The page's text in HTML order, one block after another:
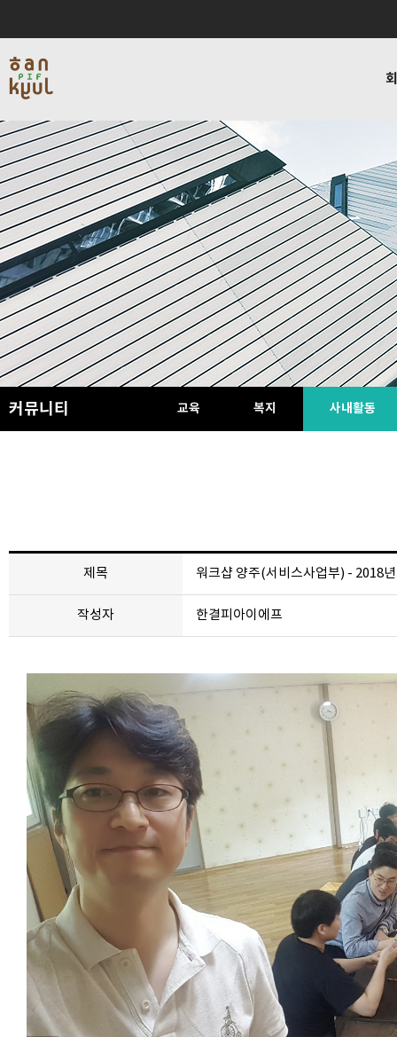
회사소개
인사말
사업소개
서비스
커뮤니티
블로그
채용
채용
회사소개
인사말
연혁
비젼하우스
편지
찾아오시는길
사업소개
서비스
데이타인프라사업
네트워크보안사업
교육
복지
사내활
블로그
커뮤니티 교육 복지 사내활동
제목 워크샵 양주(서비스사업부) - 2018
작성자 한결피아이에프